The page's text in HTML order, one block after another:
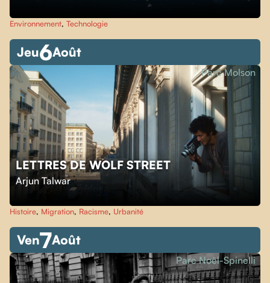
Environnement, Technologie
Jeu6Août
LETTRES DE WOLF STREET
Arjun Talwar
Parc Molson
Histoire, Migration, Racisme, Urbanité
Ven7Août
Parc Noël-Spinelli